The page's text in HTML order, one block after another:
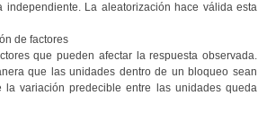
La aleatorización hace válida esta
de factores
que pueden afectar la respuesta observada.
que las unidades dentro de un bloqueo sean
variación predecible entre las unidades queda